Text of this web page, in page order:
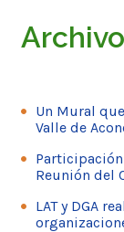
Un Mural
Valle de
Reunión del
LAT y DGA